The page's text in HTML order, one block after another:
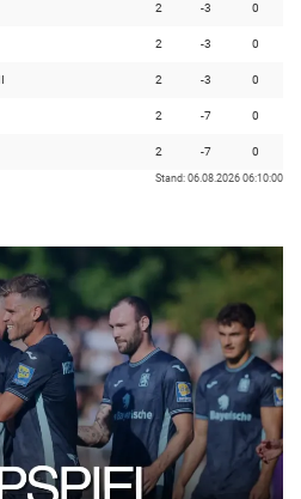
2 -3 0
2 -3 0
2 -3 0
2 -7 0
2 -7 0
Stand: 06.08.2026 06:10:00